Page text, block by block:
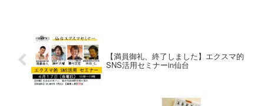
【満員御礼、終了しました】エクスマ的
SNS活用セミナーin仙台